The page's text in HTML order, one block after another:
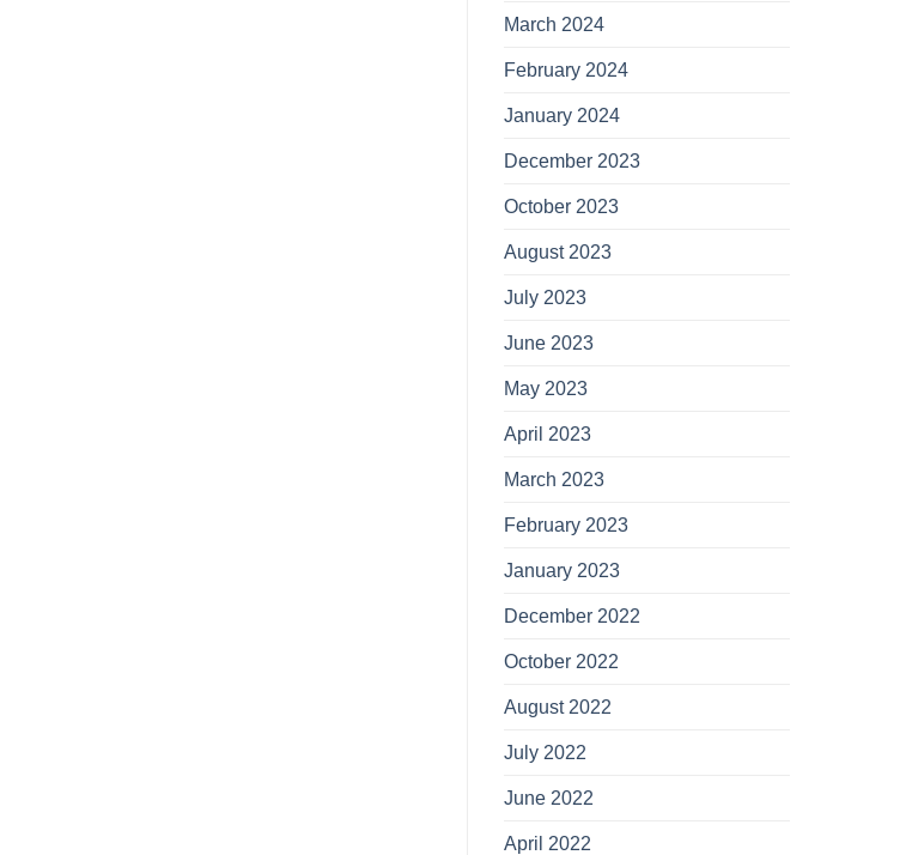
March 2024
February 2024
January 2024
December 2023
October 2023
August 2023
July 2023
June 2023
May 2023
April 2023
March 2023
February 2023
January 2023
December 2022
October 2022
August 2022
July 2022
June 2022
April 2022